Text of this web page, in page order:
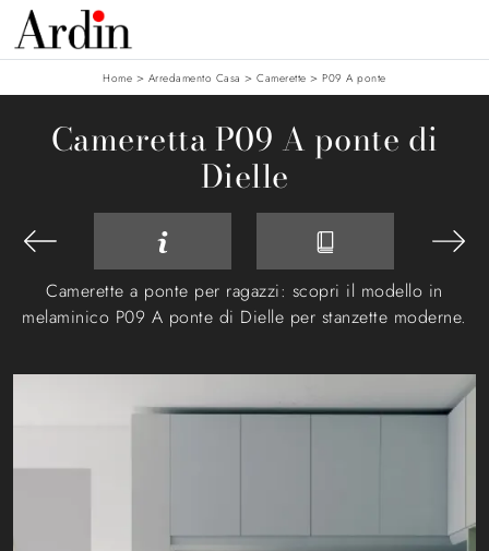
Home > Arredamento Casa >Camerette >P09 A ponte
Cameretta P09 A ponte di
Dielle
Camerette a ponte per ragazzi: scopri il modello in
melaminico P09 A ponte di Dielle per stanzette moderne.